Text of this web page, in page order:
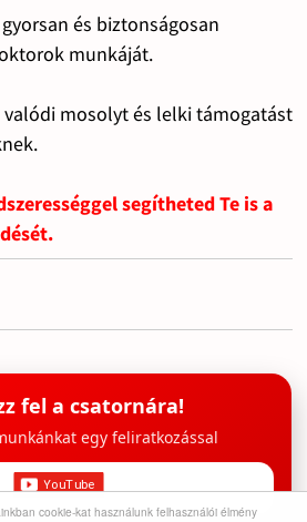
cookie-kat használunk felhasználói élmény
és biztonságosan
munkáját.
mosolyt és lelki támogatást
segítheted Te is a
fel a csatornára!
egy feliratkozással